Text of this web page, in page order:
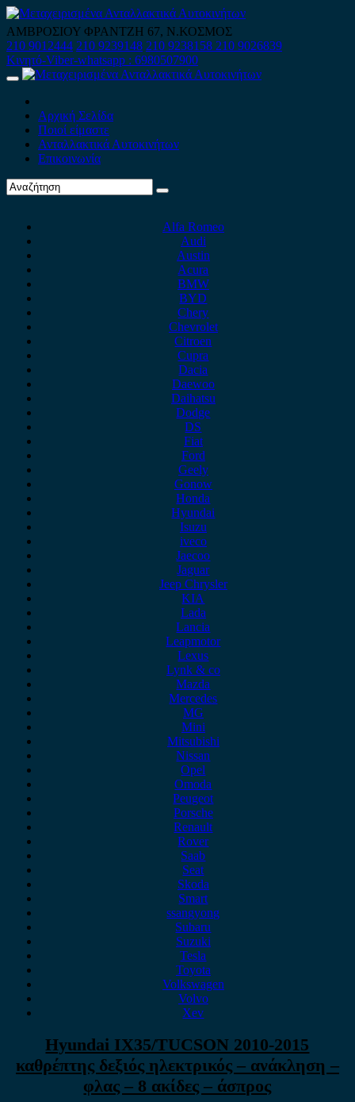
Skip
to
content
ΑΜΒΡΟΣΙΟΥ ΦΡΑΝΤΖΗ 67, Ν.ΚΟΣΜΟΣ
210 9012444 210 9239148 210 9238158 210 9026839
Κινητό-Viber-whatsapp : 6980507900
Primary
Αρχική Σελίδα
Ποιοί είμαστε
Ανταλλακτικά Αυτοκινήτων
Επικοινωνία
Alfa Romeo
Audi
Austin
Acura
BMW
BYD
Chery
Chevrolet
Citroen
Cupra
Dacia
Daewoo
Daihatsu
Dodge
DS
Fiat
Ford
Geely
Gonow
Honda
Hyundai
Isuzu
iveco
Jaecoo
Jaguar
Jeep Chrysler
KIA
Lada
Lancia
Leapmotor
Lexus
Lynk & co
Mazda
Mercedes
MG
Mini
Mitsubishi
Nissan
Opel
Omoda
Peugeot
Porsche
Renault
Rover
Saab
Seat
Skoda
Smart
ssangyong
Subaru
Suzuki
Tesla
Toyota
Volkswagen
Volvo
Xev
Hyundai IX35/TUCSON 2010-2015
καθρέπτης δεξιός ηλεκτρικός – ανάκληση –
φλας – 8 ακίδες – άσπρος